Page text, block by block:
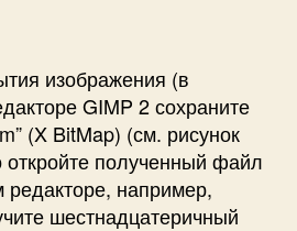
изображения (в
GIMP 2 сохраните
(X BitMap) (см. рисунок
откройте полученный файл
например,
шестнадцатеричный